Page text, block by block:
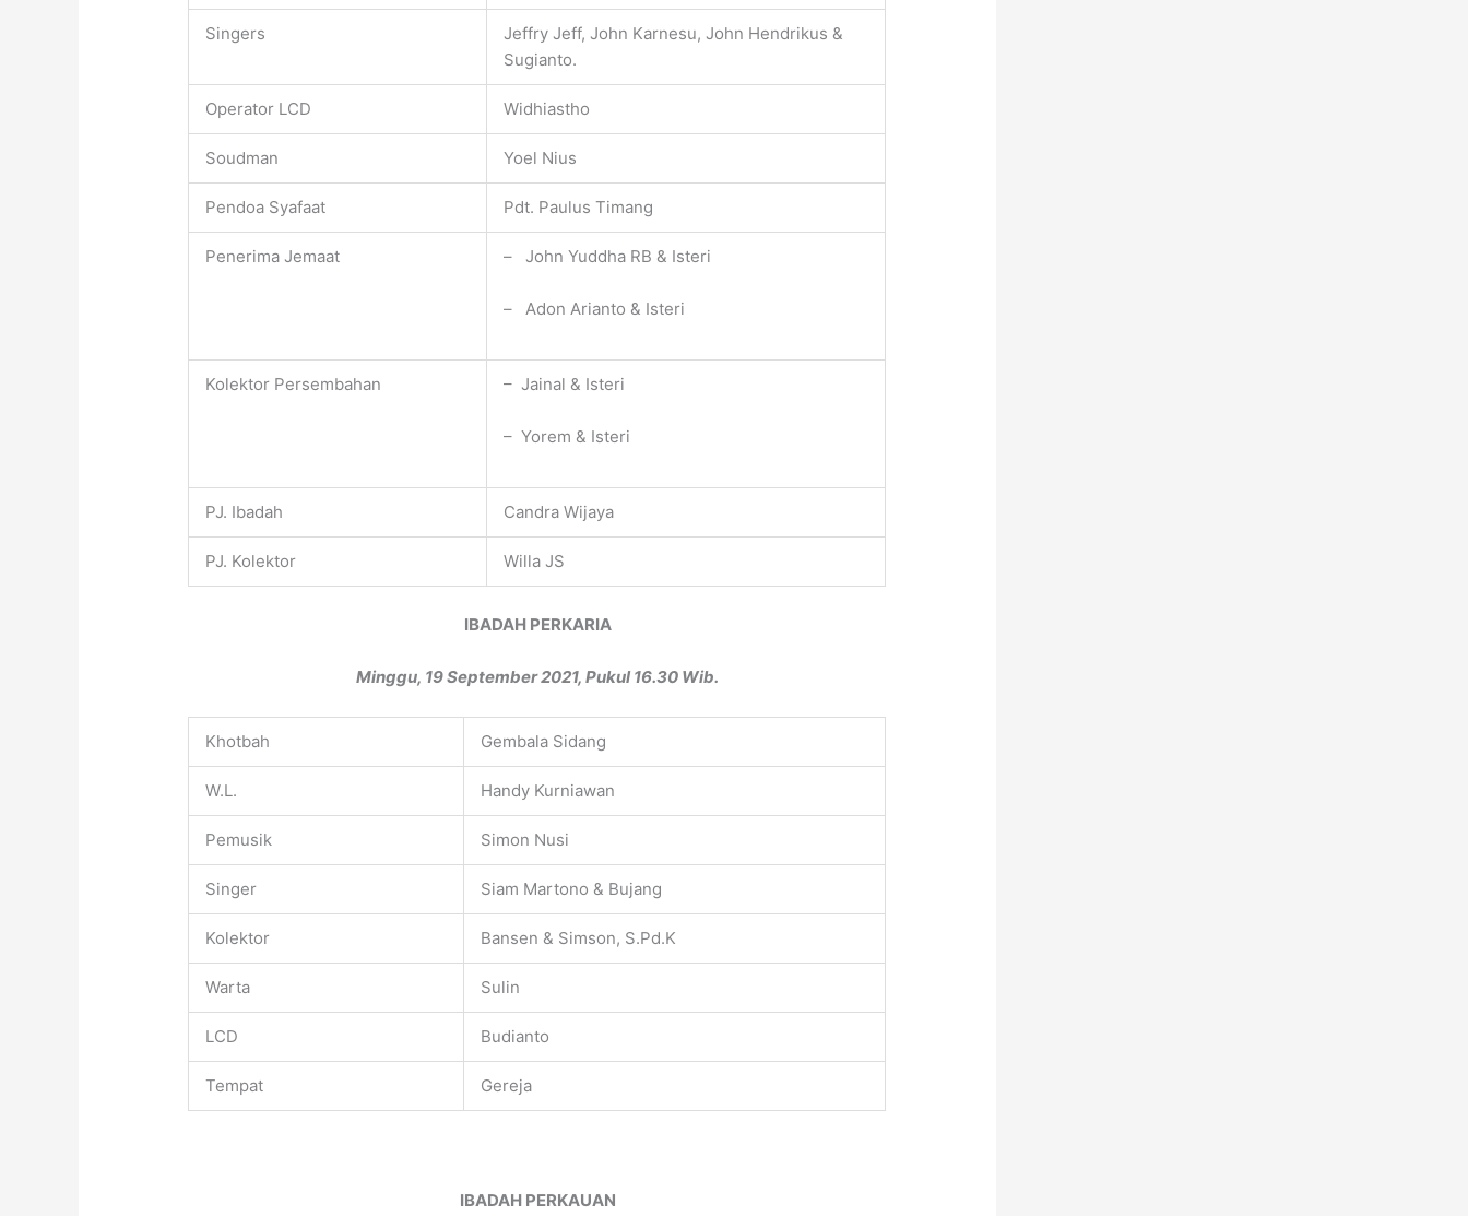
Singers
Jeffry Jeff, John Karnesu, John Hendrikus &
Sugianto.
Operator LCD Widhiastho
Soudman Yoel Nius
Pendoa Syafaat Pdt. Paulus Timang
Penerima Jemaat – John Yuddha RB & Isteri
– Adon Arianto & Isteri
Kolektor Persembahan – Jainal & Isteri
– Yorem & Isteri
PJ. Ibadah Candra Wijaya
PJ. Kolektor Willa JS
IBADAH PERKARIA
Minggu, 19 September 2021, Pukul 16.30 Wib.
Khotbah Gembala Sidang
W.L. Handy Kurniawan
Pemusik Simon Nusi
Singer Siam Martono & Bujang
Kolektor Bansen & Simson, S.Pd.K
Warta Sulin
LCD Budianto
Tempat Gereja
IBADAH PERKAUAN